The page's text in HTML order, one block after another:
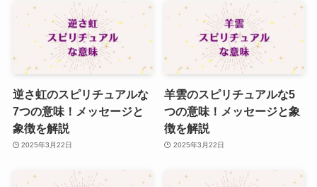
逆さ虹のスピリチュアルな
7つの意味！メッセージと
象徴を解説
2025年3月22日
羊雲のスピリチュアルな5
つの意味！メッセージと象
徴を解説
2025年3月22日